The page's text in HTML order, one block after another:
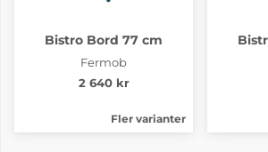
Bistro Bord 77 cm
Fermob
2 640 kr
Fler varianter